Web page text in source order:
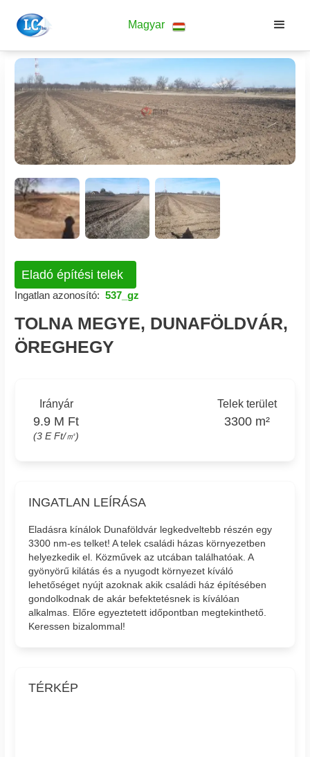
Magyar
Eladó építési telek
Ingatlan azonosító: 537_gz
TOLNA MEGYE, DUNAFÖLDVÁR,
ÖREGHEGY
Irányár
9.9 M Ft
(3 E Ft/㎡)
Telek terület
3300 m²
INGATLAN LEÍRÁSA
Eladásra kínálok Dunaföldvár legkedveltebb részén egy
3300 nm-es telket! A telek családi házas környezetben
helyezkedik el. Közművek az utcában találhatóak. A
gyönyörű kilátás és a nyugodt környezet kíváló
lehetőséget nyújt azoknak akik családi ház építésében
gondolkodnak de akár befektetésnek is kíválóan
alkalmas. Előre egyeztetett időpontban megtekinthető.
Keressen bizalommal!
TÉRKÉP